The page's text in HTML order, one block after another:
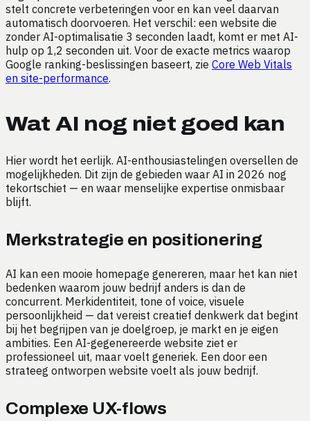
stelt concrete verbeteringen voor en kan veel daarvan
automatisch doorvoeren. Het verschil: een website die
zonder AI-optimalisatie 3 seconden laadt, komt er met AI-
hulp op 1,2 seconden uit. Voor de exacte metrics waarop
Google ranking-beslissingen baseert, zie Core Web Vitals
en site-performance.
Wat AI nog niet goed kan
Hier wordt het eerlijk. AI-enthousiastelingen oversellen de
mogelijkheden. Dit zijn de gebieden waar AI in 2026 nog
tekortschiet — en waar menselijke expertise onmisbaar
blijft.
Merkstrategie en positionering
AI kan een mooie homepage genereren, maar het kan niet
bedenken waarom jouw bedrijf anders is dan de
concurrent. Merkidentiteit, tone of voice, visuele
persoonlijkheid — dat vereist creatief denkwerk dat begint
bij het begrijpen van je doelgroep, je markt en je eigen
ambities. Een AI-gegenereerde website ziet er
professioneel uit, maar voelt generiek. Een door een
strateeg ontworpen website voelt als jouw bedrijf.
Complexe UX-flows